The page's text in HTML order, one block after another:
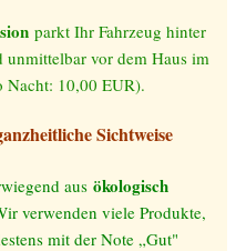
parkt Ihr Fahrzeug hinter
unmittelbar vor dem Haus im
Nacht: 10,00 EUR).
Sichtweise
aus ökologisch
verwenden viele Produkte,
mit der Note „Gut"